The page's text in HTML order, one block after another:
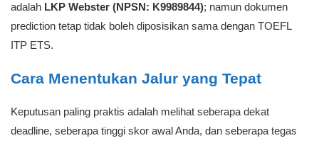
sertaReading Comprehension . Di Indonesia, informasi
penyelenggaraan TOEFL ITP juga dapat dicek melalui IIEF
sebagai kanal informasi TOEFL ITP
2. Jalur TOEFL Prediction atau EPT untuk
kebutuhan ekuivalen
FIKES Unsoed juga mencantumkanEnglish Proficiency